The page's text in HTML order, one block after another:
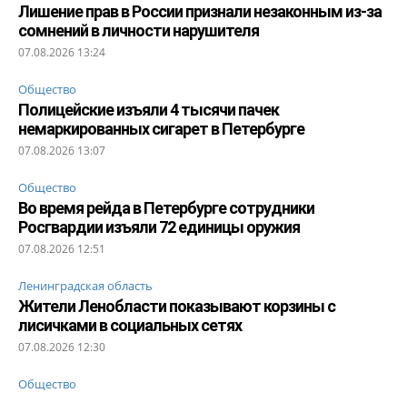
Лишение прав в России признали незаконным из-за
сомнений в личности нарушителя
07.08.2026 13:24
Общество
Полицейские изъяли 4 тысячи пачек
немаркированных сигарет в Петербурге
07.08.2026 13:07
Общество
Во время рейда в Петербурге сотрудники
Росгвардии изъяли 72 единицы оружия
07.08.2026 12:51
Ленинградская область
Жители Ленобласти показывают корзины с
лисичками в социальных сетях
07.08.2026 12:30
Общество